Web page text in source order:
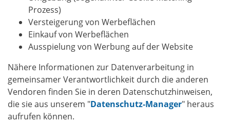
Prozess)
Versteigerung von Werbeflächen
Einkauf von Werbeflächen
Ausspielung von Werbung auf der Website
Nähere Informationen zur Datenverarbeitung in
gemeinsamer Verantwortlichkeit durch die anderen
Vendoren finden Sie in deren Datenschutzhinweisen,
die sie aus unserem "Datenschutz-Manager" heraus
aufrufen können.